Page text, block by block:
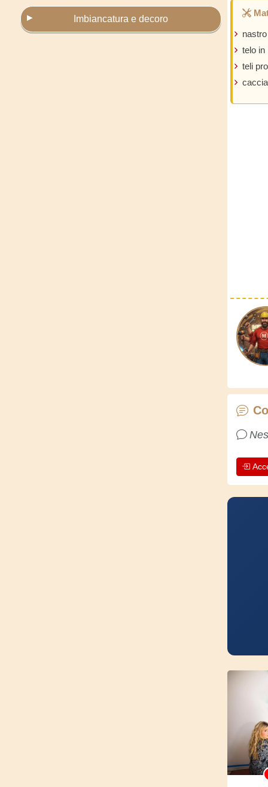
Imbiancatura e decoro
telo in
teli